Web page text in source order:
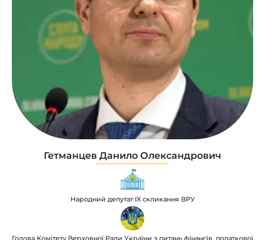
Гетманцев Данило Олександрович
Народний депутат IX скликання ВРУ
Голова Комітету Верховної Ради України з питань фінансів, податкової